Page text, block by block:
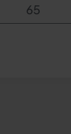
65